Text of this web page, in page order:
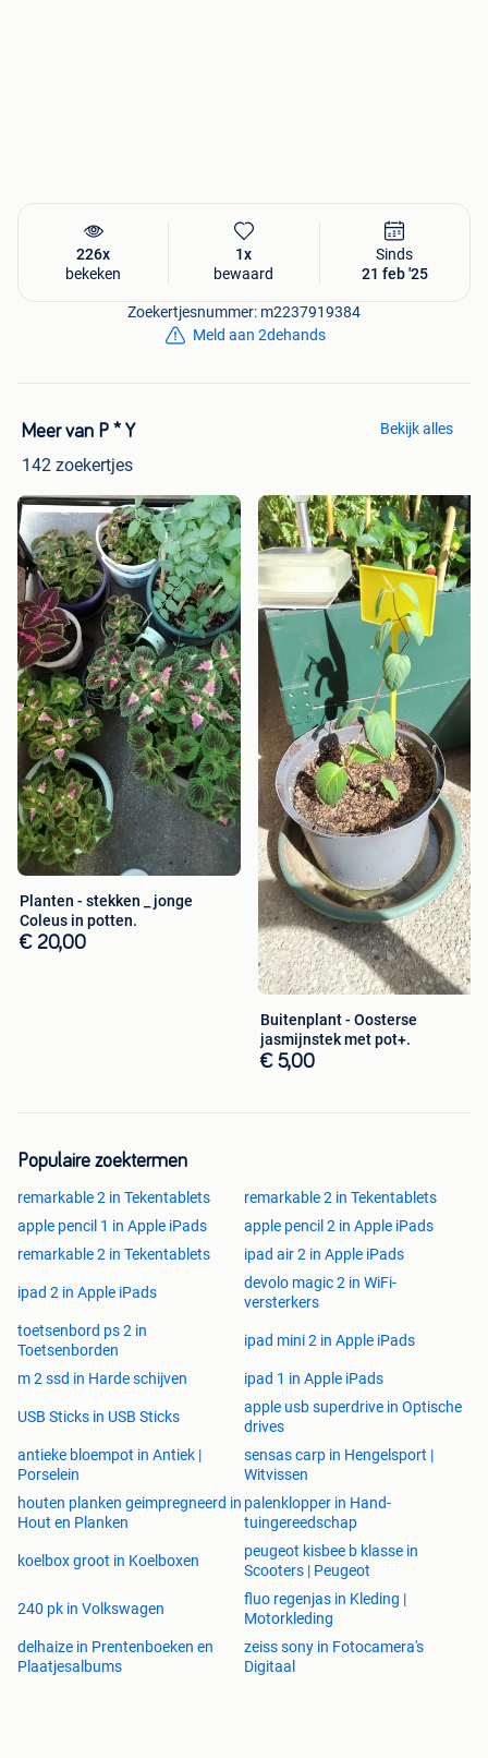
226x
bekeken
1x
bewaard
Sinds
21 feb '25
Zoekertjesnummer: m2237919384
Meld aan 2dehands
Meer van P * Y
142 zoekertjes
Bekijk alles
Planten - stekken _ jonge
Coleus in potten.
€ 20,00
Buitenplant - Oosterse
jasmijnstek met pot+.
€ 5,00
Populaire zoektermen
remarkable 2 in Tekentablets
remarkable 2 in Tekentablets
apple pencil 1 in Apple iPads
apple pencil 2 in Apple iPads
remarkable 2 in Tekentablets
ipad air 2 in Apple iPads
ipad 2 in Apple iPads
devolo magic 2 in WiFi-
versterkers
toetsenbord ps 2 in
Toetsenborden
ipad mini 2 in Apple iPads
m 2 ssd in Harde schijven ipad 1 in Apple iPads
USB Sticks in USB Sticks
apple usb superdrive in Optische
drives
antieke bloempot in Antiek |
Porselein
sensas carp in Hengelsport |
Witvissen
houten planken geimpregneerd in
Hout en Planken
palenklopper in Hand-
tuingereedschap
koelbox groot in Koelboxen
peugeot kisbee b klasse in
Scooters | Peugeot
240 pk in Volkswagen
fluo regenjas in Kleding |
Motorkleding
delhaize in Prentenboeken en
Plaatjesalbums
zeiss sony in Fotocamera's
Digitaal